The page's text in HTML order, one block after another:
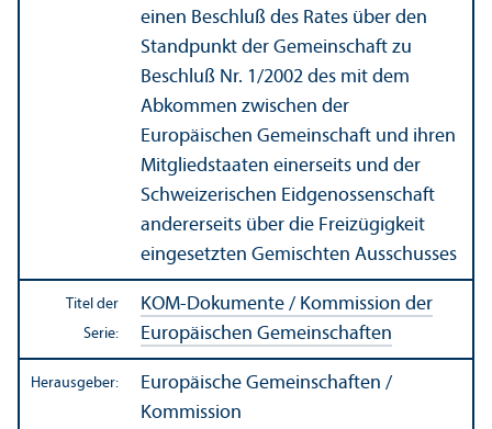
einen Beschluß des Rates über den
Standpunkt der Gemeinschaft zu
Beschluß Nr. 1/2002 des mit dem
Abkommen zwischen der
Europäischen Gemeinschaft und ihren
Mitgliedstaaten einerseits und der
Schweizerischen Eidgenossenschaft
andererseits über die Freizügigkeit
eingesetzten Gemischten Ausschusses
Titel der
Serie:
KOM-Dokumente / Kommission der
Europäischen Gemeinschaften
Herausgeber:
Europäische Gemeinschaften /
Kommission